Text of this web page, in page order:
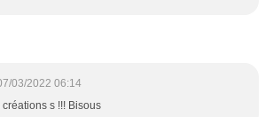
03/2022 06:14
s !!! Bisous